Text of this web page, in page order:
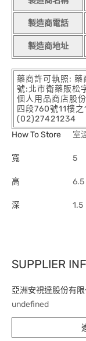
製造商電話
製造商地址
藥商許可執照:
號:北市衛藥販松
個人用品商店股
四段760號11樓
(02)27421234
How To Store
室
寬 5
高 6.5
深 1.5
SUPPLIER
亞洲安視達股份有限
undefined